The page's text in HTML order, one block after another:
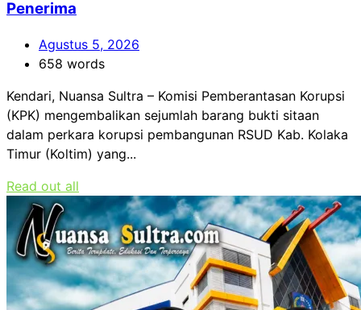
Penerima
Agustus 5, 2026
658 words
Kendari, Nuansa Sultra – Komisi Pemberantasan Korupsi
(KPK) mengembalikan sejumlah barang bukti sitaan
dalam perkara korupsi pembangunan RSUD Kab. Kolaka
Timur (Koltim) yang...
Read out all